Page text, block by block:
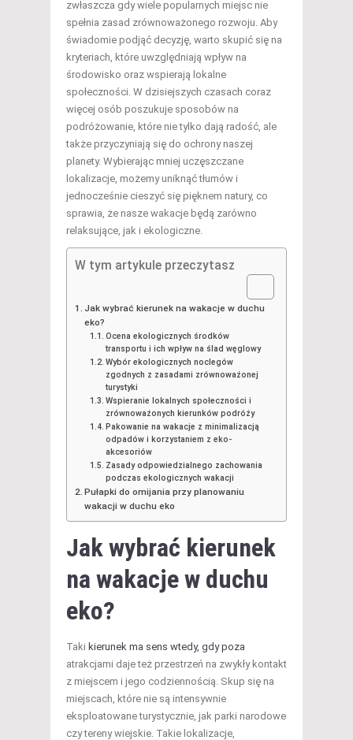
zwłaszcza gdy wiele popularnych miejsc nie
spełnia zasad zrównoważonego rozwoju. Aby
świadomie podjąć decyzję, warto skupić się na
kryteriach, które uwzględniają wpływ na
środowisko oraz wspierają lokalne
społeczności. W dzisiejszych czasach coraz
więcej osób poszukuje sposobów na
podróżowanie, które nie tylko dają radość, ale
także przyczyniają się do ochrony naszej
planety. Wybierając mniej uczęszczane
lokalizacje, możemy uniknąć tłumów i
jednocześnie cieszyć się pięknem natury, co
sprawia, że nasze wakacje będą zarówno
relaksujące, jak i ekologiczne.
W tym artykule przeczytasz
Jak wybrać kierunek na wakacje w duchu
eko?
Ocena ekologicznych środków
transportu i ich wpływ na ślad węglowy
Wybór ekologicznych noclegów
zgodnych z zasadami zrównoważonej
turystyki
Wspieranie lokalnych społeczności i
zrównoważonych kierunków podróży
Pakowanie na wakacje z minimalizacją
odpadów i korzystaniem z eko-
akcesoriów
Zasady odpowiedzialnego zachowania
podczas ekologicznych wakacji
Pułapki do omijania przy planowaniu
wakacji w duchu eko
Jak wybrać kierunek
na wakacjew duchu
eko?
Taki kierunek ma sens wtedy, gdy poza
atrakcjami daje też przestrzeń na zwykły kontakt
z miejscem i jego codziennością. Skup się na
miejscach, które nie są intensywnie
eksploatowane turystycznie, jak parki narodowe
czy tereny wiejskie. Takie lokalizacje,